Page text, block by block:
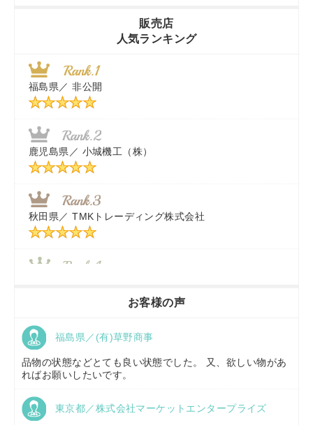
近江商事合同会社：「茨城中古農建機販売」
千葉県／ 株式会社テクノ・タカ
福岡県／株式会社カドワキ機械（旧ナカガワ農機商会）
東京都／
秋田県／ TMKトレーディング株式会社
販売店
人気ランキング
福島県／ 非公開
鹿児島県／ 小城機工（株）
秋田県／ TMKトレーディング株式会社
京都府／
福島県／(有)草野商事
お客様の声
福島県／(有)草野商事
品物の状態などとても良い状態でした。 又、欲しい物があ
ればお願いしたいです。
東京都／株式会社マーケットエンタープライズ